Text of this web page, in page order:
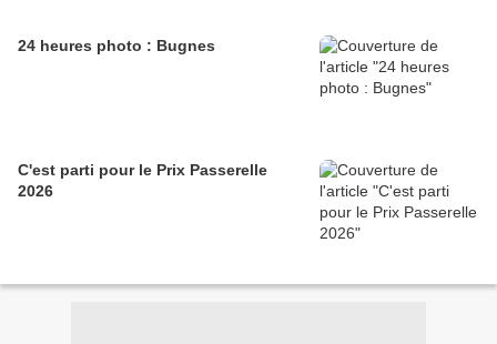
24 heures photo : Bugnes
C'est parti pour le Prix Passerelle
2026